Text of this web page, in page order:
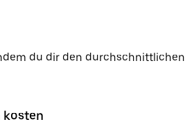
du dir den durchschnittlichen
kosten